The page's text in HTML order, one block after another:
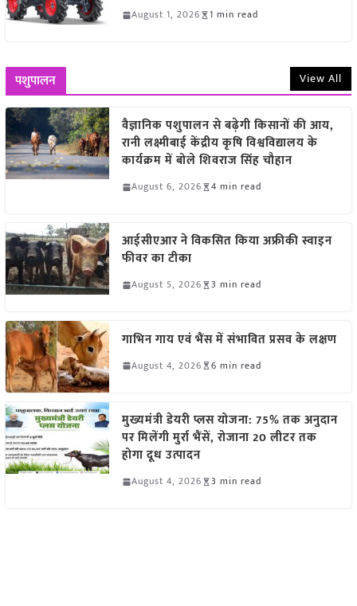
August 1, 2026 1 min read
पशुपालन View All
वैज्ञानिक पशुपालन से बढ़ेगी किसानों की आय,
रानी लक्ष्मीबाई केंद्रीय कृषि विश्वविद्यालय के
कार्यक्रम में बोले शिवराज सिंह चौहान
August 6, 2026 4 min read
आईसीएआर ने विकसित किया अफ्रीकी स्वाइन
फीवर का टीका
August 5, 2026 3 min read
गाभिन गाय एवं भैंस में संभावित प्रसव के लक्षण
August 4, 2026 6 min read
मुख्यमंत्री डेयरी प्लस योजना: 75% तक अनुदान
पर मिलेंगी मुर्रा भैंसें, रोजाना 20 लीटर तक
होगा दूध उत्पादन
August 4, 2026 3 min read